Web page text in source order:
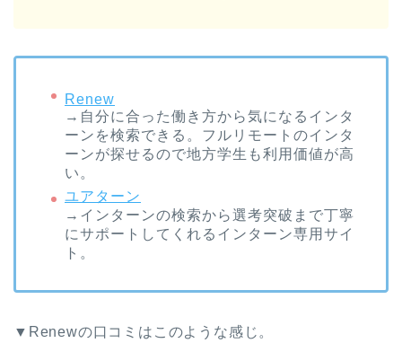
Renew
→自分に合った働き方から気になるインタ
ーンを検索できる。フルリモートのインタ
ーンが探せるので地方学生も利用価値が高
い。
ユアターン
→インターンの検索から選考突破まで丁寧
にサポートしてくれるインターン専用サイ
ト。
▼Renewの口コミはこのような感じ。